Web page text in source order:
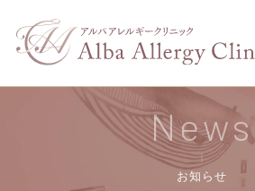
News
お知らせ